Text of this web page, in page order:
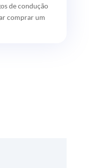
de condução
comprar um